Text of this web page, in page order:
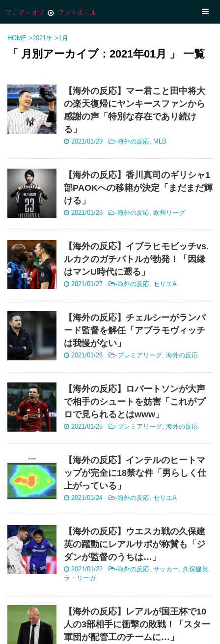
HOME >2021年 >1月
「 月別アーカイブ：2021年01月 」 一覧
【海外の反応】マー君こと田中将大
の楽天復帰にヤンキースファンから
感謝の声「特別な存在であり続け
る」
2021/01/29 -海外の反応, MLB
【海外の反応】香川真司のギリシャ1
部PAOKへの移籍が決定「まだまだ輝
ける」
2021/01/28 -海外の反応, 欧州リーグ
【海外の反応】イブラヒモビッチvs.
ルカクのガチバトルが勃発！「因縁
はマンU時代に遡る」
2021/01/27 -海外の反応, セリエA
【海外の反応】チェルシーがランパ
ード監督を解任「アブラモヴィッチ
は我慢がない」
2021/01/26 -プレミアリーグ, 海外の反応
【海外の反応】ロバートソンが大声
で相手のシュートを妨害「これがプ
ロで見られるとはwww」
2021/01/25 -プレミアリーグ, 海外の反応
【海外の反応】インテルのヒートマ
ップが完全に18禁な件「男らしく仕
上がっている」
2021/01/24 -海外の反応, セリエA
【海外の反応】ウエスカ戦の久保建
英の躍動にレアルサポが称賛も「ジ
ダンが監督のうちは…」
2021/01/22 -海外の反応, サッカー, 久保建英,
ラ・リーガ
【海外の反応】レアルが国王杯で10
人の3部相手に衝撃の敗戦！「スター
軍団が配管工のチームに…」